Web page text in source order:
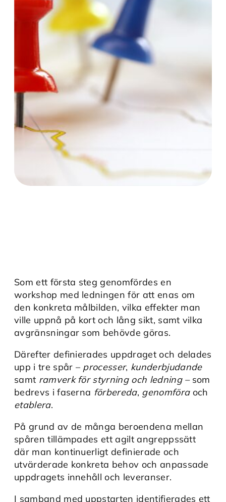
Som ett första steg genomfördes en
workshop med ledningen för att enas om
den konkreta målbilden, vilka effekter man
ville uppnå på kort och lång sikt, samt vilka
avgränsningar som behövde göras.
Därefter definierades uppdraget och delades
upp i tre spår – processer, kunderbjudande
samt ramverk för styrning och ledning – som
bedrevs i faserna förbereda, genomföraoch
etablera.
På grund av de många beroendena mellan
spåren tillämpades ett agilt angreppssätt
där man kontinuerligt definierade och
utvärderade konkreta behov och anpassade
uppdragets innehåll och leveranser.
I samband med uppstarten identifierades ett